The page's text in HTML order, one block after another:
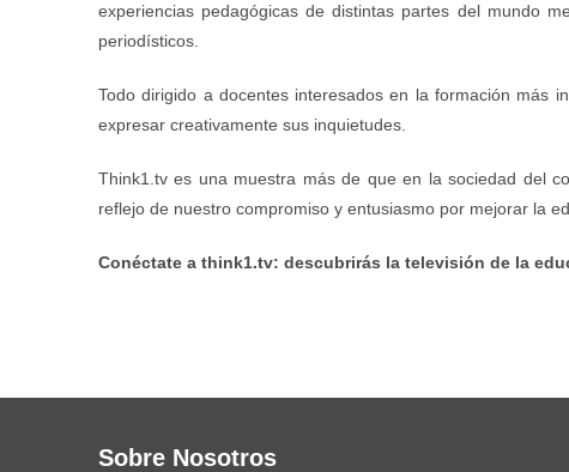
experiencias pedagógicas de distintas partes del mundo
periodísticos.
Todo dirigido a docentes interesados en la formación más
expresar creativamente sus inquietudes.
Think1.tv es una muestra más de que en la sociedad del
reflejo de nuestro compromiso y entusiasmo por mejorar la
Conéctate a think1.tv: descubrirás la televisión de la
Sobre Nosotros